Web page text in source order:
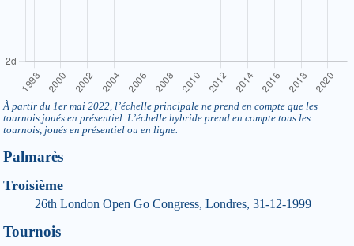
À partir du 1er mai 2022, l’échelle principale ne prend en compte que les
tournois joués en présentiel. L’échelle hybride prend en compte tous les
tournois, joués en présentiel ou en ligne.
Palmarès
Troisième
26th London Open Go Congress, Londres, 31-12-1999
Tournois